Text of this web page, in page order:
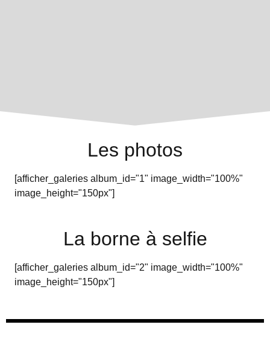
Les photos
[afficher_galeries album_id="1" image_width="100%"
image_height="150px"]
La borne à selfie
[afficher_galeries album_id="2" image_width="100%"
image_height="150px"]